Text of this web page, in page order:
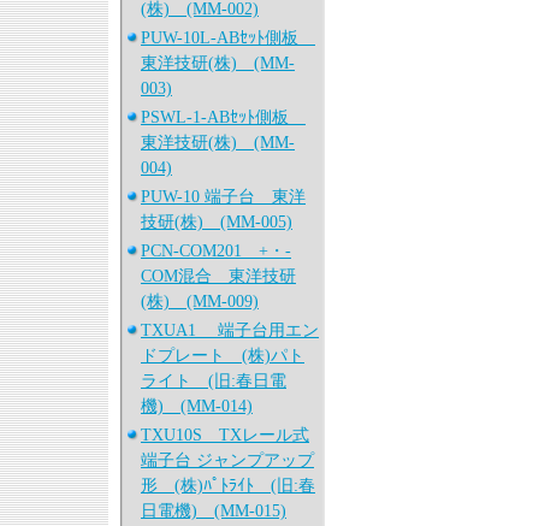
(株) (MM-002)
PUW-10L-ABｾｯﾄ側板
東洋技研(株) (MM-
003)
PSWL-1-ABｾｯﾄ側板
東洋技研(株) (MM-
004)
PUW-10 端子台 東洋
技研(株) (MM-005)
PCN-COM201 +・-
COM混合 東洋技研
(株) (MM-009)
TXUA1 端子台用エン
ドプレート (株)パト
ライト (旧:春日電
機) (MM-014)
TXU10S TXレール式
端子台 ジャンプアップ
形 (株)ﾊﾟﾄﾗｲﾄ (旧:春
日電機) (MM-015)